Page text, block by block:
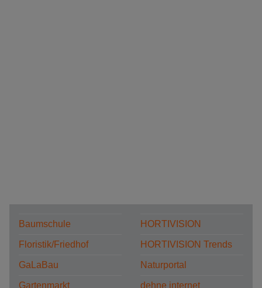
Baumschule
Floristik/Friedhof
GaLaBau
Gartenmarkt
HORTIVISION
HORTIVISION Trends
Naturportal
dehne internet